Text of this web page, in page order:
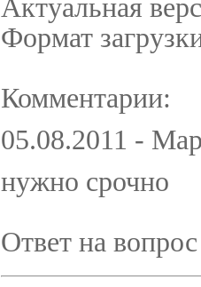
Актуальная
Формат
Комментарии:
05.08.2011 -
нужно срочно
Ответ на